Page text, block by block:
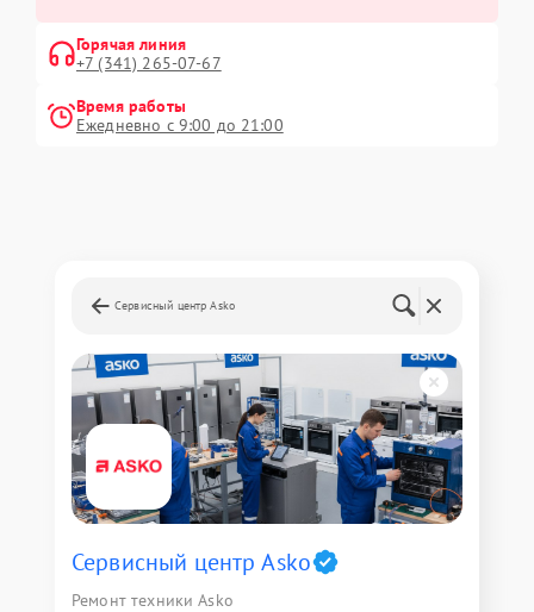
Горячая линия
+7 (341) 265-07-67
Время работы
Ежедневно с 9:00 до 21:00
Сервисный центр Asko
Сервисный центр Asko
Ремонт техники Asko